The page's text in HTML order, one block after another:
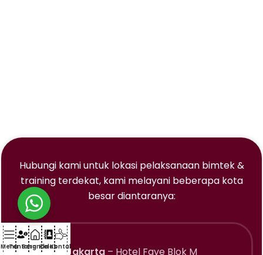
Hubungi kami untuk lokasi pelaksanaan bimtek &
training terdekat, kami melayani beberapa kota
besar diantaranya:
Jakarta– Hotel Fave Blok M
MenuTentangBerandaKelasKontak